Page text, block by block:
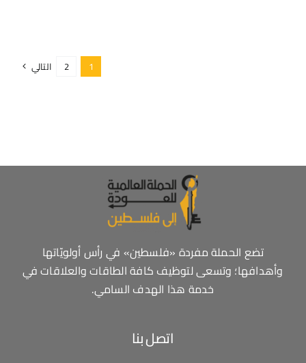
1
2 التالي
تضع الحملة مفردة «فلسطين» في رأس أولويّاتها
وأهدافها؛ وتسعى لتوظيف كافة الطاقات والعلاقات في
خدمة هذا الهدف السامي.
اتصل بنا